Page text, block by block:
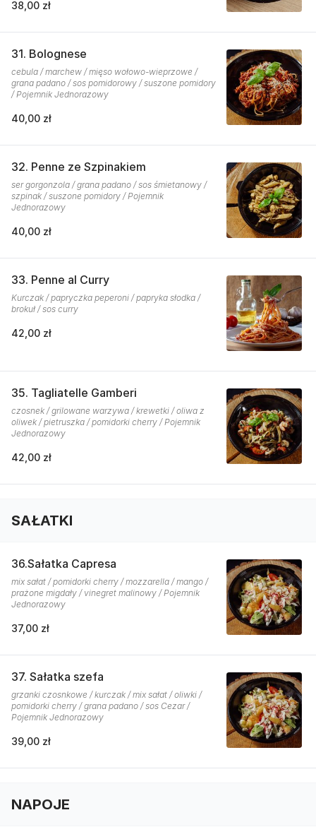
38,00 zł
31. Bolognese
cebula / marchew / mięso wołowo-wieprzowe /
grana padano / sos pomidorowy / suszone pomidory
/ Pojemnik Jednorazowy
40,00 zł
32. Penne ze Szpinakiem
ser gorgonzola / grana padano / sos śmietanowy /
szpinak / suszone pomidory / Pojemnik
Jednorazowy
40,00 zł
33. Penne al Curry
Kurczak / papryczka peperoni / papryka słodka /
brokuł / sos curry
42,00 zł
35. Tagliatelle Gamberi
czosnek / grilowane warzywa / krewetki / oliwa z
oliwek / pietruszka / pomidorki cherry / Pojemnik
Jednorazowy
42,00 zł
SAŁATKI
36.Sałatka Capresa
mix sałat / pomidorki cherry / mozzarella / mango /
prażone migdały / vinegret malinowy / Pojemnik
Jednorazowy
37,00 zł
37. Sałatka szefa
grzanki czosnkowe / kurczak / mix sałat / oliwki /
pomidorki cherry / grana padano / sos Cezar /
Pojemnik Jednorazowy
39,00 zł
NAPOJE